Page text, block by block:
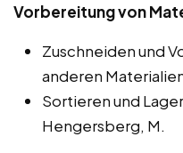
Vorbereitung von
Zuschneiden und
anderen
Sortieren und
Hengersberg, M.